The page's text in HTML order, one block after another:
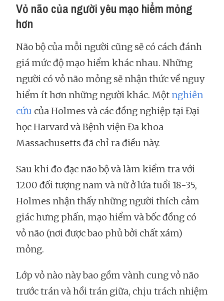
Vỏ não của người yêu mạo hiểm mỏng
hơn
Não bộ của mỗi người cũng sẽ có cách đánh
giá mức độ mạo hiểm khác nhau. Những
người có vỏ não mỏng sẽ nhận thức về nguy
hiểm ít hơn những người khác. Một nghiên
cứu của Holmes và các đồng nghiệp tại Đại
học Harvard và Bệnh viện Đa khoa
Massachusetts đã chỉ ra điều này.
Sau khi đo đạc não bộ và làm kiểm tra với
1200 đối tượng nam và nữ ở lứa tuổi 18-35,
Holmes nhận thấy những người thích cảm
giác hưng phấn, mạo hiểm và bốc đồng có
vỏ não (nơi được bao phủ bởi chất xám)
mỏng.
Lớp vỏ nào này bao gồm vành cung vỏ não
trước trán và hồi trán giữa, chịu trách nhiệm